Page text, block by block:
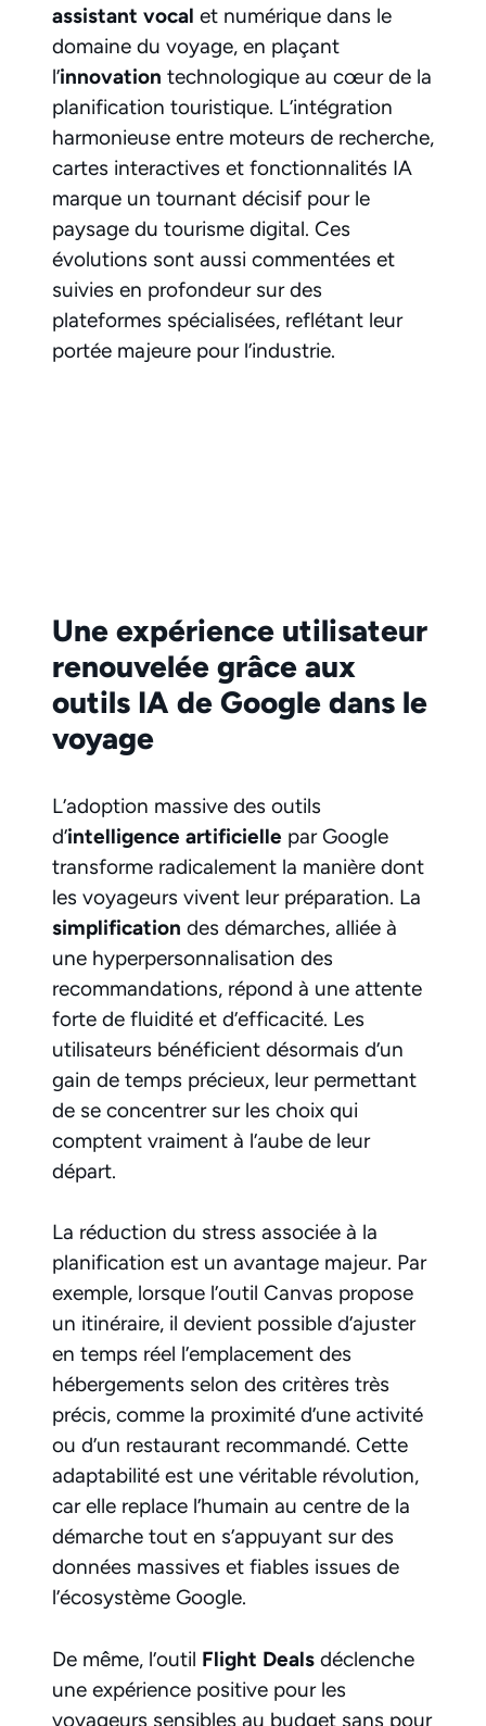
assistant vocal et numérique dans le
domaine du voyage, en plaçant
l’innovation technologique au cœur de la
planification touristique. L’intégration
harmonieuse entre moteurs de recherche,
cartes interactives et fonctionnalités IA
marque un tournant décisif pour le
paysage du tourisme digital. Ces
évolutions sont aussi commentées et
suivies en profondeur sur des
plateformes spécialisées, reflétant leur
portée majeure pour l’industrie.
Une expérience utilisateur
renouvelée grâce aux
outils IA de Google dans le
voyage
L’adoption massive des outils
d’intelligence artificielle par Google
transforme radicalement la manière dont
les voyageurs vivent leur préparation. La
simplification des démarches, alliée à
une hyperpersonnalisation des
recommandations, répond à une attente
forte de fluidité et d’efficacité. Les
utilisateurs bénéficient désormais d’un
gain de temps précieux, leur permettant
de se concentrer sur les choix qui
comptent vraiment à l’aube de leur
départ.
La réduction du stress associée à la
planification est un avantage majeur. Par
exemple, lorsque l’outil Canvas propose
un itinéraire, il devient possible d’ajuster
en temps réel l’emplacement des
hébergements selon des critères très
précis, comme la proximité d’une activité
ou d’un restaurant recommandé. Cette
adaptabilité est une véritable révolution,
car elle replace l’humain au centre de la
démarche tout en s’appuyant sur des
données massives et fiables issues de
l’écosystème Google.
De même, l’outil Flight Deals déclenche
une expérience positive pour les
voyageurs sensibles au budget sans pour